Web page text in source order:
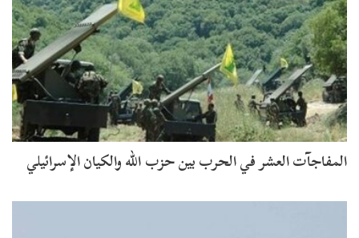
المفاجآت العشر في الحرب بين حزب الله والكيان الإسرائيلي